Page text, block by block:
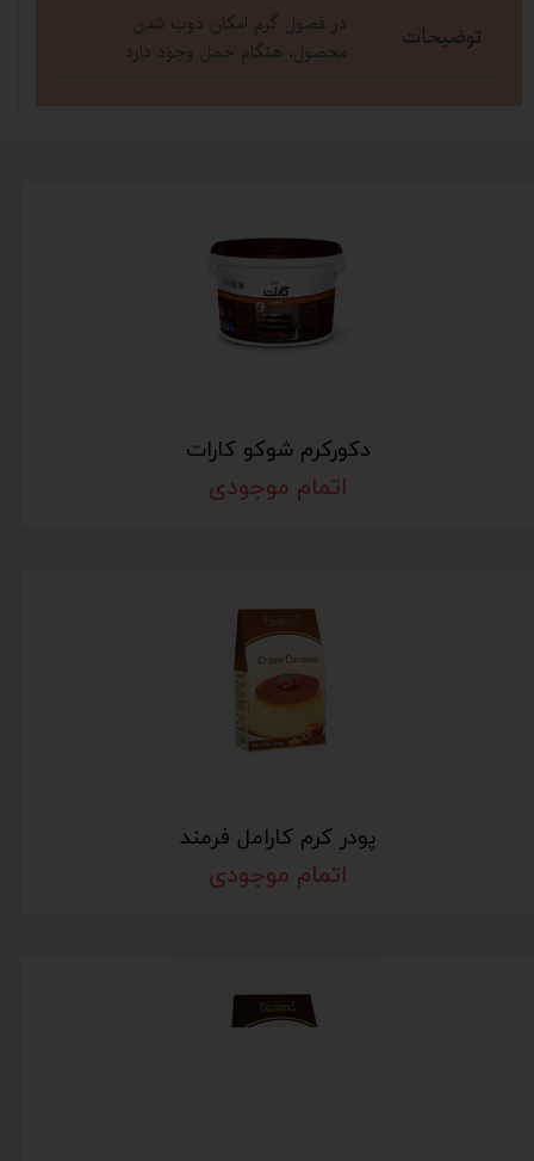
توضیحات
در فصول گرم امکان ذوب شدن
محصول، هنگام حمل وجود دارد
دکورکرم شوکو کارات
اتمام موجودی
پودر کرم کارامل فرمند
اتمام موجودی